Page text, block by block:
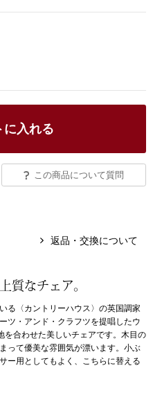
ショルダーバ
ブリーフケース
に入れる
この商品について質問
返品・交換について
質なチェア。
る〈カントリーハウス〉の英国調家
ツ・アンド・クラフツを提唱したウ
を合わせた美しいチェアです。木目の
って優美な雰囲気が漂います。小ぶ
ー用としてもよく、こちらに替える